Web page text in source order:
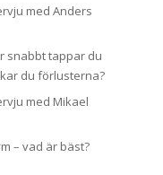
med Anders
snabbt tappar du
du förlusterna?
med Mikael
– vad är bäst?